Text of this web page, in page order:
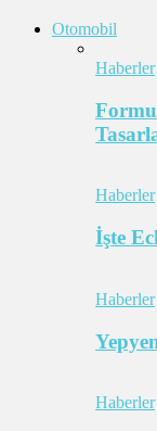
Otomobil
Haberler
Haberler
İşte
Haberler
Haberler